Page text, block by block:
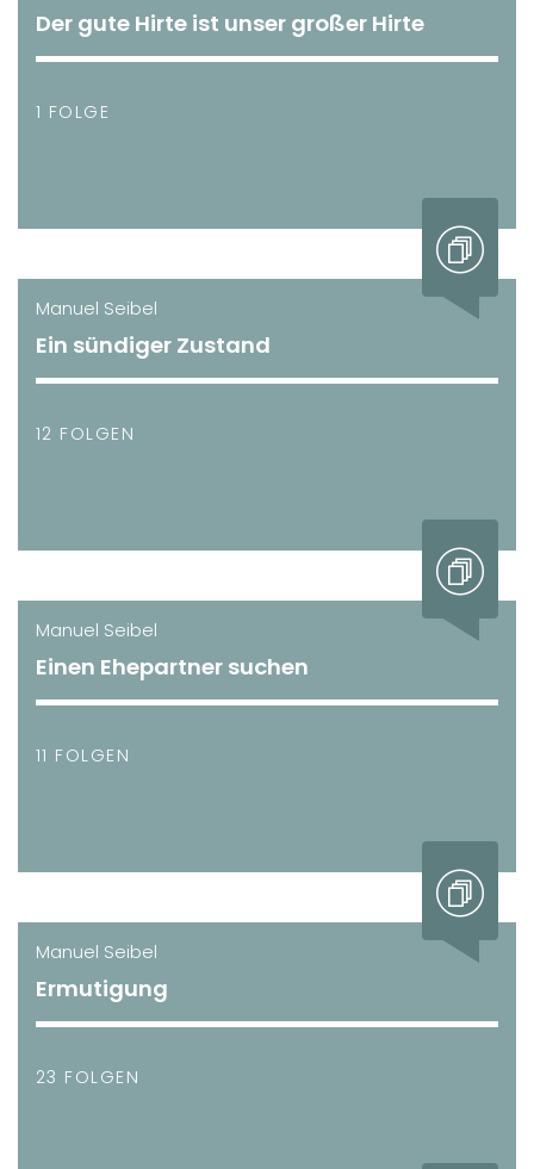
Der gute Hirte ist unser großer Hirte
1 FOLGE
Manuel Seibel
Ein sündiger Zustand
12 FOLGEN
Manuel Seibel
Einen Ehepartner suchen
11 FOLGEN
Manuel Seibel
Ermutigung
23 FOLGEN